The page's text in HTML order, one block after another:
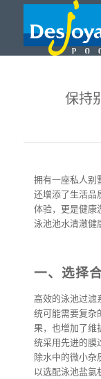
保持
拥有一座私人别
还增添了生活品
体验，更是健康
泳池池水清澈健
一、选择
高效的泳池过滤
统可能需要复杂
果，也增加了维
统采用先进的膜
除水中的微小杂
以选配泳池盐氯